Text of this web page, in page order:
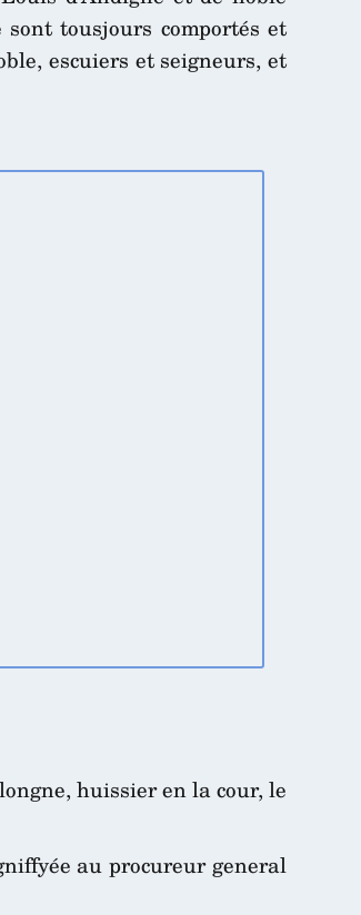
tousjours comportés et
escuiers et seigneurs, et
huissier en la cour, le
au procureur general